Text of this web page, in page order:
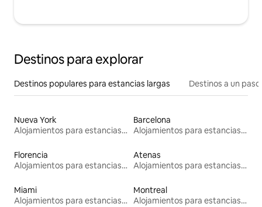
Destinos para explorar
Destinos populares para estancias largas Destinos a un
Nueva York
Alojamientos para estancias largas
Barcelona
Alojamientos para estancias largas
Florencia
Alojamientos para estancias largas
Atenas
Alojamientos para estancias largas
Miami
Alojamientos para estancias largas
Montreal
Alojamientos para estancias largas